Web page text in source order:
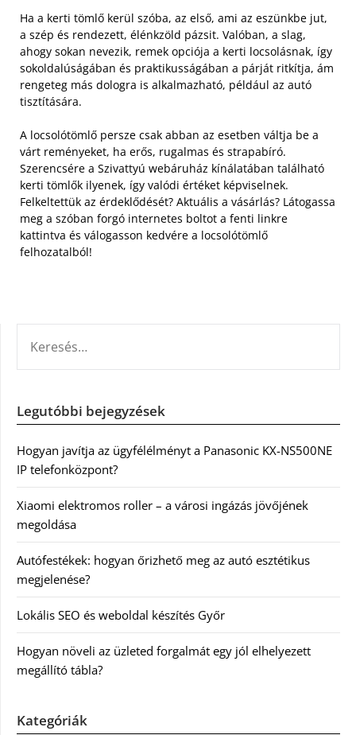
Ha a kerti tömlő kerül szóba, az első, ami az eszünkbe jut,
a szép és rendezett, élénkzöld pázsit. Valóban, a slag,
ahogy sokan nevezik, remek opciója a kerti locsolásnak, így
sokoldalúságában és praktikusságában a párját ritkítja, ám
rengeteg más dologra is alkalmazható, például az autó
tisztítására.
A locsolótömlő persze csak abban az esetben váltja be a
várt reményeket, ha erős, rugalmas és strapabíró.
Szerencsére a Szivattyú webáruház kínálatában található
kerti tömlők ilyenek, így valódi értéket képviselnek.
Felkeltettük az érdeklődését? Aktuális a vásárlás? Látogassa
meg a szóban forgó internetes boltot a fenti linkre
kattintva és válogasson kedvére a locsolótömlő
felhozatalból!
Legutóbbi bejegyzések
Hogyan javítja az ügyfélélményt a Panasonic KX-NS500NE
IP telefonközpont?
Xiaomi elektromos roller – a városi ingázás jövőjének
megoldása
Autófestékek: hogyan őrizhető meg az autó esztétikus
megjelenése?
Lokális SEO és weboldal készítés Győr
Hogyan növeli az üzleted forgalmát egy jól elhelyezett
megállító tábla?
Kategóriák